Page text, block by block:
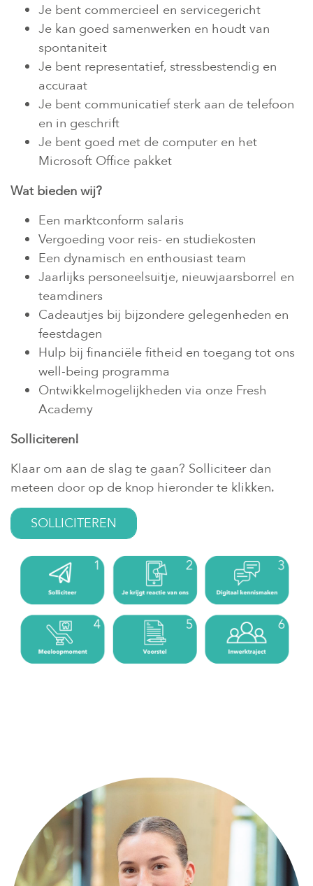
Je bent commercieel en servicegericht
Je kan goed samenwerken en houdt van
spontaniteit
Je bent representatief, stressbestendig en
accuraat
Je bent communicatief sterk aan de telefoon
en in geschrift
Je bent goed met de computer en het
Microsoft Office pakket
Wat bieden wij?
Een marktconform salaris
Vergoeding voor reis- en studiekosten
Een dynamisch en enthousiast team
Jaarlijks personeelsuitje, nieuwjaarsborrel en
teamdiners
Cadeautjes bij bijzondere gelegenheden en
feestdagen
Hulp bij financiële fitheid en toegang tot ons
well-being programma
Ontwikkelmogelijkheden via onze Fresh
Academy
Solliciteren!
Klaar om aan de slag te gaan? Solliciteer dan
meteen door op de knop hieronder te klikken.
SOLLICITEREN